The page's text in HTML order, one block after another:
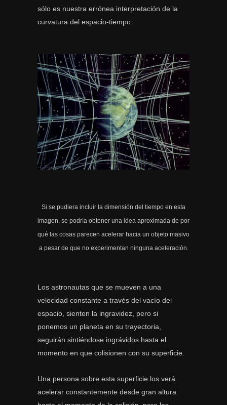
sólo es nuestra errónea interpretación de la
curvatura del espacio-tiempo.
Si se pudiera incluir la dimensión del tiempo en esta
imagen, se podría obtener una idea aproximada de por
qué las cosas parecen acelerar hacia un objeto masivo
a pesar de que no experimentan ninguna aceleración.
Los astronautas que se mueven a una
velocidad constante a través del vacío del
espacio, sienten la ingravidez, pero si
ponemos un planeta en su trayectoria,
seguirán sintiéndose ingrávidos hasta el
momento en que colisionen con su superficie.
Una persona sobre esta superficie los verá
acelerar constantemente desde gran altura